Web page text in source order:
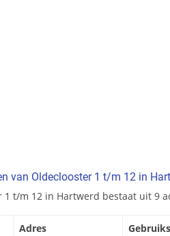
van Oldeclooster 1 t/m 12 in
1 t/m 12 in Hartwerd bestaat uit 9
Adres